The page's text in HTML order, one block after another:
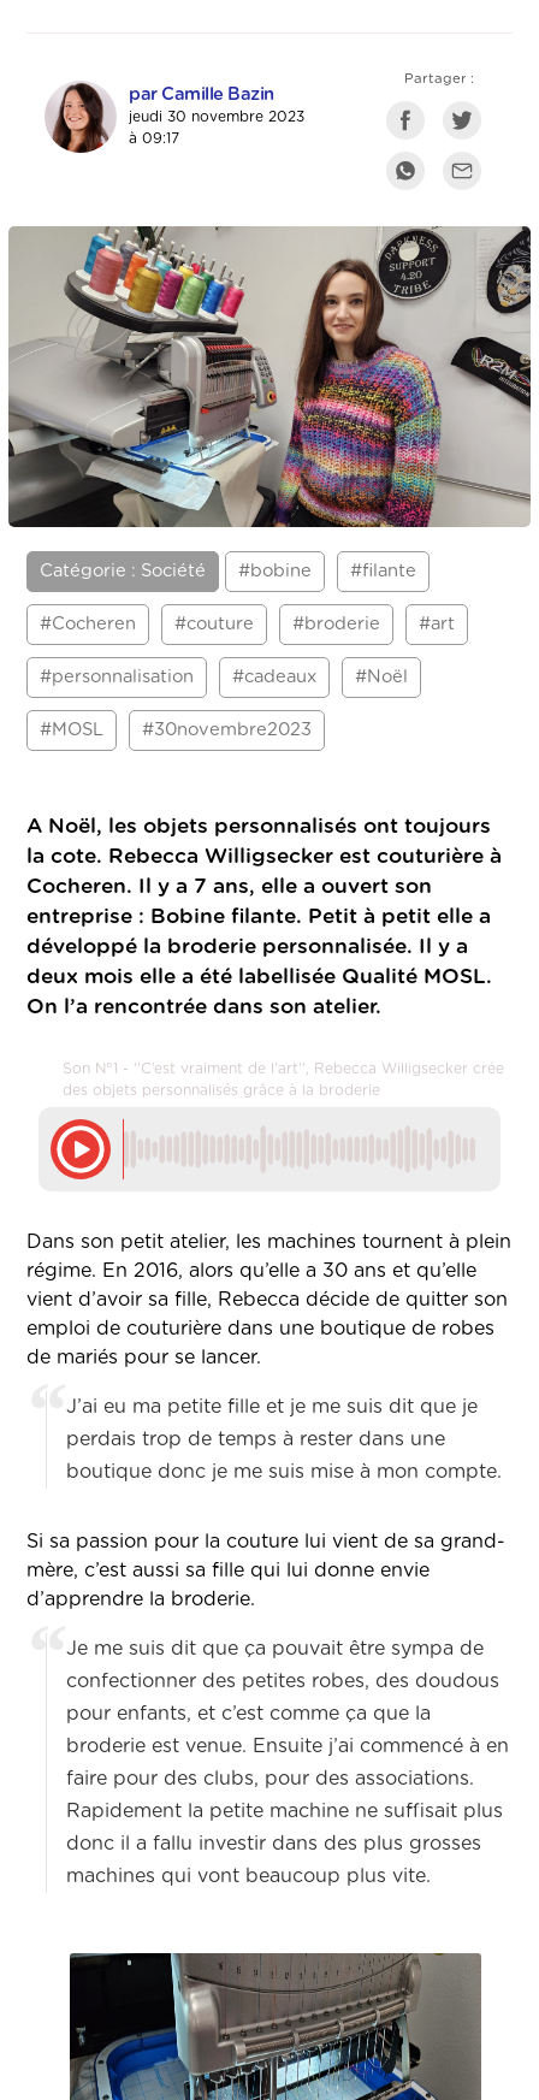
par Camille Bazin
jeudi 30 novembre 2023
à 09:17
Partager :
Catégorie : Société #bobine #filante
#Cocheren #couture #broderie #art
#personnalisation #cadeaux #Noël
#MOSL #30novembre2023
A Noël, les objets personnalisés ont toujours
la cote. Rebecca Willigsecker est couturière à
Cocheren. Il y a 7 ans, elle a ouvert son
entreprise : Bobine filante. Petit à petit elle a
développé la broderie personnalisée. Il y a
deux mois elle a été labellisée Qualité MOSL.
On l’a rencontrée dans son atelier.
Son N°1 - ''C’est vraiment de l’art'', Rebecca Willigsecker crée
des objets personnalisés grâce à la broderie
Dans son petit atelier, les machines tournent à plein
régime. En 2016, alors qu’elle a 30 ans et qu’elle
vient d’avoir sa fille, Rebecca décide de quitter son
emploi de couturière dans une boutique de robes
de mariés pour se lancer.
J’ai eu ma petite fille et je me suis dit que je
perdais trop de temps à rester dans une
boutique donc je me suis mise à mon compte.
Si sa passion pour la couture lui vient de sa grand-
mère, c’est aussi sa fille qui lui donne envie
d’apprendre la broderie.
Je me suis dit que ça pouvait être sympa de
confectionner des petites robes, des doudous
pour enfants, et c’est comme ça que la
broderie est venue. Ensuite j’ai commencé à en
faire pour des clubs, pour des associations.
Rapidement la petite machine ne suffisait plus
donc il a fallu investir dans des plus grosses
machines qui vont beaucoup plus vite.